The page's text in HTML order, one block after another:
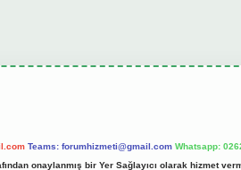
Teams: forumhizmeti@gmail.com Whatsapp:
onaylanmış bir Yer Sağlayıcı olarak hizmet